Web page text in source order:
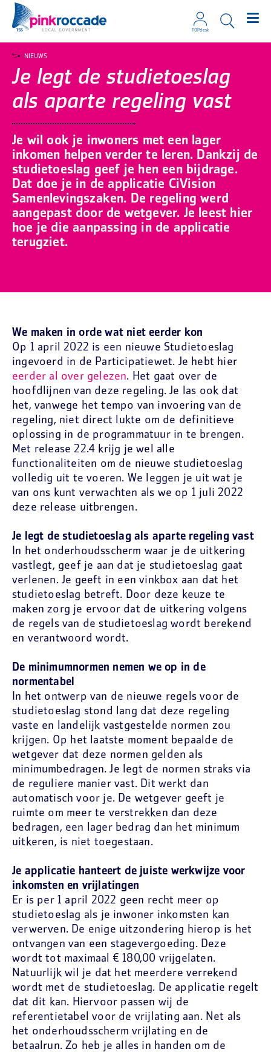
TOPdesk
Je legt de studietoeslag
als aparte regeling vast
Je wil ook je inwoners met een lager
inkomen helpen verder te leren. Dankzij de
studietoeslag geef je hen een bijdrage.
Dat doe je in de applicatie CiVision
Samenlevingszaken. De regeling werd
aangepast door de wetgever. Je leest hier
hoe je die aanpassing in de applicatie
terugziet.
NIEUWS
We maken in orde wat niet eerder kon
Op 1 april 2022 is een nieuwe Studietoeslag
ingevoerd in de Participatiewet. Je hebt hier
eerder al over gelezen. Het gaat over de
hoofdlijnen van deze regeling. Je las ook dat
het, vanwege het tempo van invoering van de
regeling, niet direct lukte om de definitieve
oplossing in de programmatuur in te brengen.
Met release 22.4 krijg je wel alle
functionaliteiten om de nieuwe studietoeslag
volledig uit te voeren. We leggen je uit wat je
van ons kunt verwachten als we op 1 juli 2022
deze release uitbrengen.
Je legt de studietoeslag als aparte regeling vast
In het onderhoudsscherm waar je de uitkering
vastlegt, geef je aan dat je studietoeslag gaat
verlenen. Je geeft in een vinkbox aan dat het
studietoeslag betreft. Door deze keuze te
maken zorg je ervoor dat de uitkering volgens
de regels van de studietoeslag wordt berekend
en verantwoord wordt.
De minimumnormen nemen we op in de
normentabel
In het ontwerp van de nieuwe regels voor de
studietoeslag stond lang dat deze regeling
vaste en landelijk vastgestelde normen zou
krijgen. Op het laatste moment bepaalde de
wetgever dat deze normen gelden als
minimumbedragen. Je legt de normen straks via
de reguliere manier vast. Dit werkt dan
automatisch voor je. De wetgever geeft je
ruimte om meer te verstrekken dan deze
bedragen, een lager bedrag dan het minimum
uitkeren, is niet toegestaan.
Je applicatie hanteert de juiste werkwijze voor
inkomsten en vrijlatingen
Er is per 1 april 2022 geen recht meer op
studietoeslag als je inwoner inkomsten kan
verwerven. De enige uitzondering hierop is het
ontvangen van een stagevergoeding. Deze
wordt tot maximaal € 180,00 vrijgelaten.
Natuurlijk wil je dat het meerdere verrekend
wordt met de studietoeslag. De applicatie regelt
dat dit kan. Hiervoor passen wij de
referentietabel voor de vrijlating aan. Net als
het onderhoudsscherm vrijlating en de
betaalrun. Zo heb je alles in handen om de